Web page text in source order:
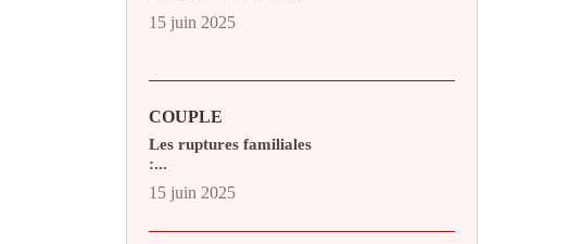
15 juin 2025
COUPLE
Les ruptures familiales
:...
15 juin 2025